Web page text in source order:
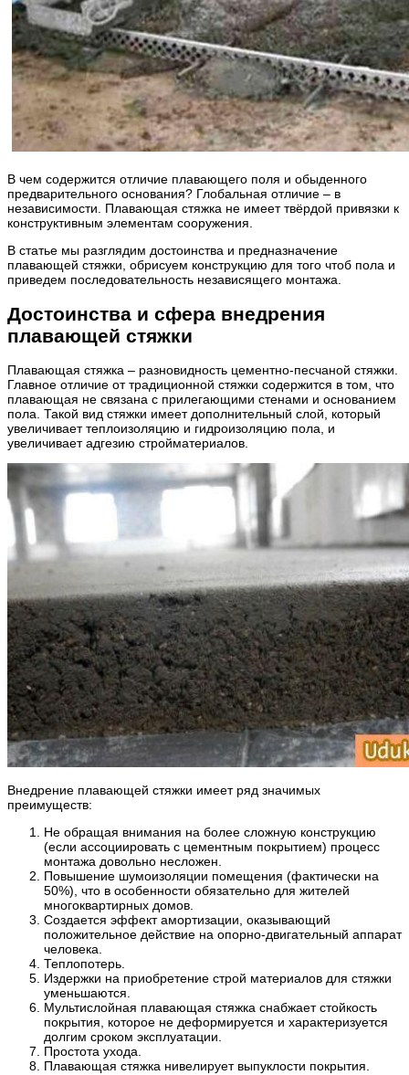
В чем содержится отличие плавающего поля и обыденного
предварительного основания? Глобальная отличие – в
независимости. Плавающая стяжка не имеет твёрдой привязки к
конструктивным элементам сооружения.
В статье мы разглядим достоинства и предназначение
плавающей стяжки, обрисуем конструкцию для того чтоб пола и
приведем последовательность независящего монтажа.
Достоинства и сфера внедрения
плавающей стяжки
Плавающая стяжка – разновидность цементно-песчаной стяжки.
Главное отличие от традиционной стяжки содержится в том, что
плавающая не связана с прилегающими стенами и основанием
пола. Такой вид стяжки имеет дополнительный слой, который
увеличивает теплоизоляцию и гидроизоляцию пола, и
увеличивает адгезию стройматериалов.
Внедрение плавающей стяжки имеет ряд значимых
преимуществ:
Не обращая внимания на более сложную конструкцию
(если ассоциировать с цементным покрытием) процесс
монтажа довольно несложен.
Повышение шумоизоляции помещения (фактически на
50%), что в особенности обязательно для жителей
многоквартирных домов.
Создается эффект амортизации, оказывающий
положительное действие на опорно-двигательный аппарат
человека.
Теплопотерь.
Издержки на приобретение строй материалов для стяжки
уменьшаются.
Мультислойная плавающая стяжка снабжает стойкость
покрытия, которое не деформируется и характеризуется
долгим сроком эксплуатации.
Простота ухода.
Плавающая стяжка нивелирует выпуклости покрытия.